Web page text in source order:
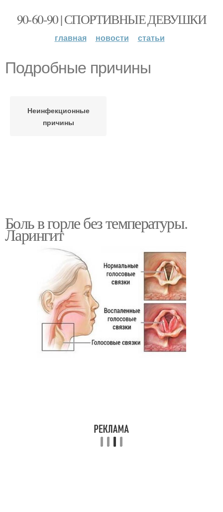
90-60-90 | СПОРТИВНЫЕ ДЕВУШКИ
главная новости статьи
Подробные причины
Неинфекционные
причины
Боль в горле без температуры.
Ларингит